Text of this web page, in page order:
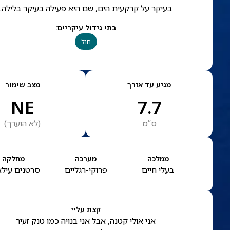
בעיקר על קרקעית הים, שם היא פעילה בעיקר בלילה.
בתי גידול עיקריים:
חול
מגיע עד אורך
7.7
ס”מ
מצב שימור
NE
(לא הוערך)
ממלכה
בעלי חיים
מערכה
פרוקי-רגליים
מחלקה
סרטנים
קצת עליי
אני אולי קטנה, אבל אני בנויה כמו טנק זעיר